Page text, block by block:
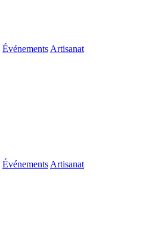
Événements Artisanat
Événements Artisanat